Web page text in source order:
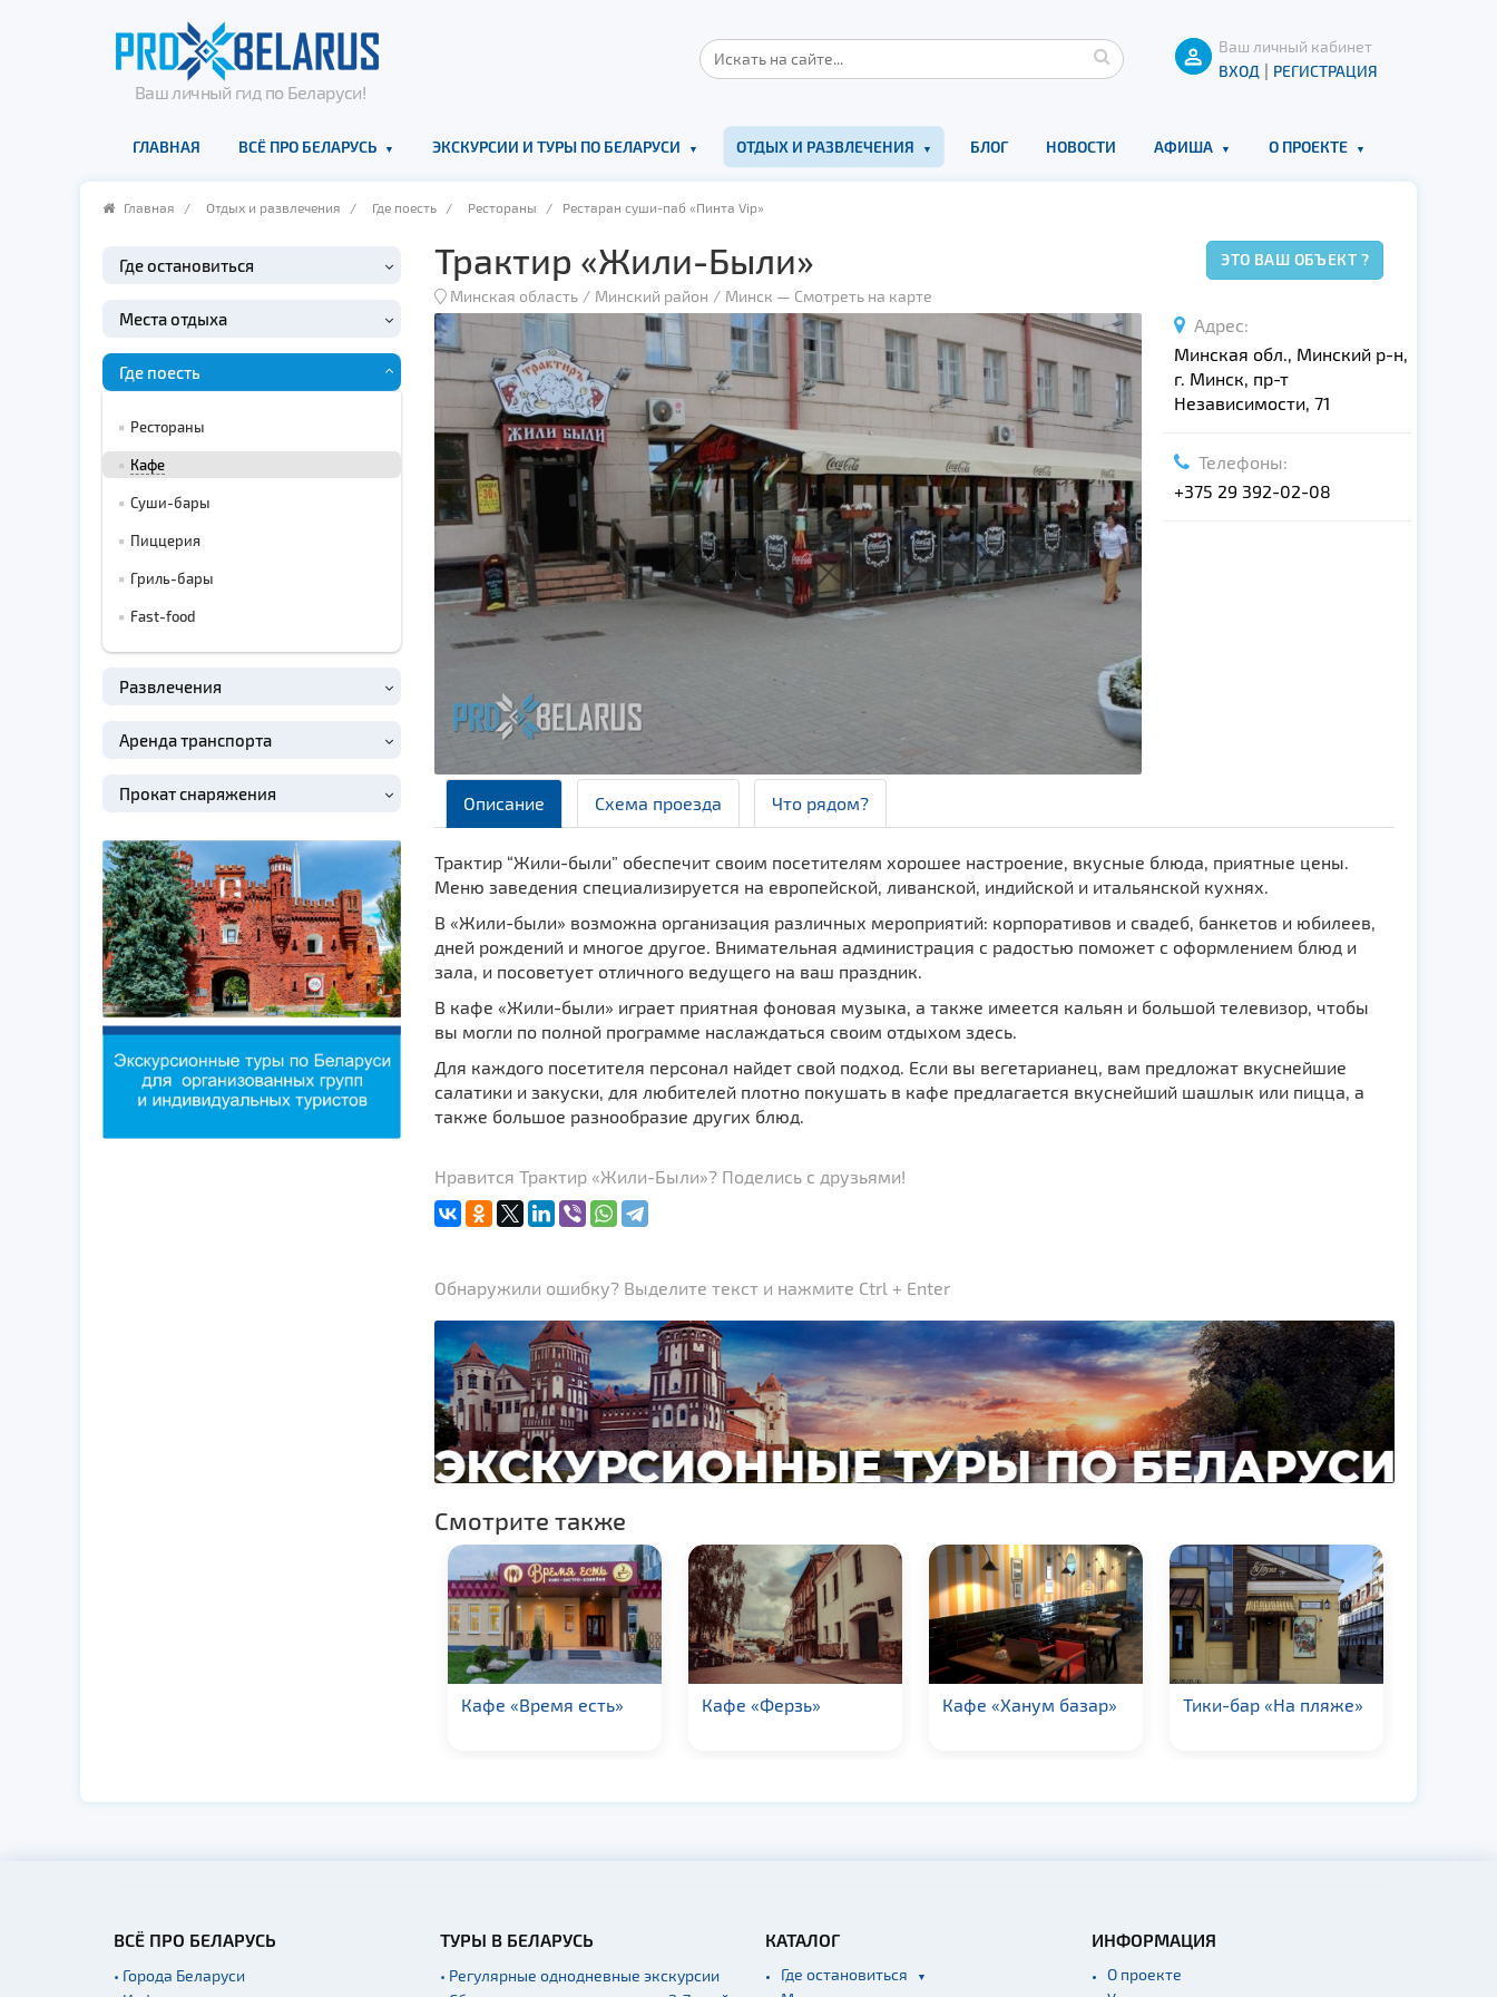
Ваш личный гид по Беларуси!
Ваш личный кабинет
ВХОД | РЕГИСТРАЦИЯ
ГЛАВНАЯ ВСЁ ПРО БЕЛАРУСЬ ЭКСКУРСИИ И ТУРЫ ПО БЕЛАРУСИ ОТДЫХ И РАЗВЛЕЧЕНИЯ БЛОГ НОВОСТИ АФИША О ПРОЕКТЕ
Главная / Отдых и развлечения / Где поесть / Рестораны / Рестаран суши-паб «Пинта Vip»
Где остановиться
Места отдыха
Где поесть
Рестораны
Кафе
Суши-бары
Пиццерия
Гриль-бары
Fast-food
Развлечения
Аренда транспорта
Прокат снаряжения
ЭТО ВАШ ОБЪЕКТ ?
Трактир «Жили-Были»
Минская область Минский район Минск — Смотреть на карте
Адрес:
Минская обл., Минский р-н,
г. Минск, пр-т
Независимости, 71
Телефоны:
+375 29 392-02-08
Описание Схема проезда Что рядом?
Трактир “Жили-были” обеспечит своим посетителям хорошее настроение, вкусные блюда, приятные цены.
Меню заведения специализируется на европейской, ливанской, индийской и итальянской кухнях.
В «Жили-были» возможна организация различных мероприятий: корпоративов и свадеб, банкетов и юбилеев,
дней рождений и многое другое. Внимательная администрация с радостью поможет с оформлением блюд и
зала, и посоветует отличного ведущего на ваш праздник.
В кафе «Жили-были» играет приятная фоновая музыка, а также имеется кальян и большой телевизор, чтобы
вы могли по полной программе наслаждаться своим отдыхом здесь.
Для каждого посетителя персонал найдет свой подход. Если вы вегетарианец, вам предложат вкуснейшие
салатики и закуски, для любителей плотно покушать в кафе предлагается вкуснейший шашлык или пицца, а
также большое разнообразие других блюд.
Нравится Трактир «Жили-Были»? Поделись с друзьями!
Обнаружили ошибку? Выделите текст и нажмите Ctrl + Enter
Смотрите также
Кафе «Время есть» Кафе «Ферзь» Кафе «Ханум базар» Тики-бар «На пляже»
ВСЁ ПРО БЕЛАРУСЬ
• Города Беларуси
ТУРЫ В БЕЛАРУСЬ
• Регулярные однодневные экскурсии
КАТАЛОГ
Где остановиться
ИНФОРМАЦИЯ
О проекте